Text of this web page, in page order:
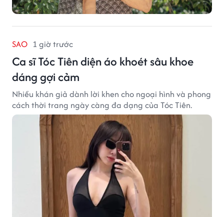
SAO 1 giờ trước
Ca sĩ Tóc Tiên diện áo khoét sâu khoe
dáng gợi cảm
Nhiều khán giả dành lời khen cho ngoại hình và phong
cách thời trang ngày càng đa dạng của Tóc Tiên.